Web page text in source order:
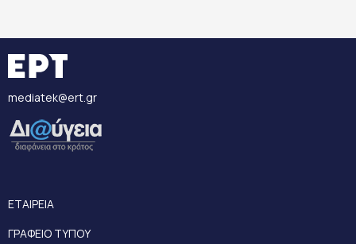
mediatek@ert.gr
ΕΤΑΙΡΕΙΑ
ΓΡΑΦΕΙΟ ΤΥΠΟΥ